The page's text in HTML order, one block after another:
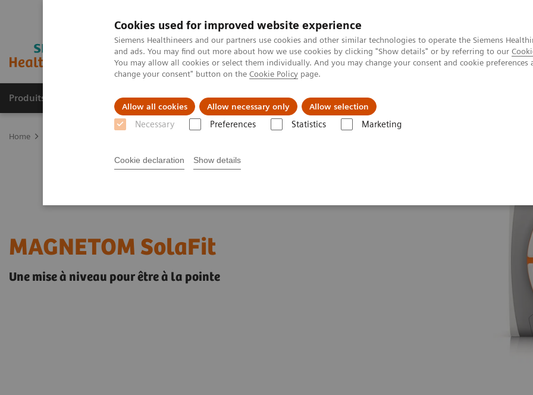
Cookies used for improved website experience
Siemens Healthineers and our partners use cookies and other similar technologies to operate the Siemens
and ads. You may find out more about how we use cookies by clicking "Show details" or by referring to our
You may allow all cookies or select them individually. And you may change your consent and cookie
change your consent" button on the Cookie Policy page.
Allow all cookies Allow necessary only Allow selection
Necessary Preferences Statistics Marketing
Cookie declaration Show details
Produits & services Domaines cliniques Actualités et événements
Home
MAGNETOM SolaFit
Une mise à niveau pour être à la pointe